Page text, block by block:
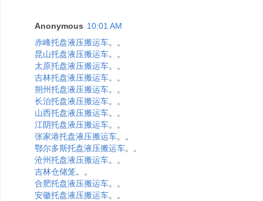
Anonymous 10:01 AM
赤峰托盘液压搬运车。。
昆山托盘液压搬运车。。
太原托盘液压搬运车。。
吉林托盘液压搬运车。。
朔州托盘液压搬运车。。
长治托盘液压搬运车。。
山西托盘液压搬运车。。
江阴托盘液压搬运车。。
张家港托盘液压搬运车。。
鄂尔多斯托盘液压搬运车。。
沧州托盘液压搬运车。。
吉林仓储笼。。
合肥托盘液压搬运车。。
安徽托盘液压搬运车。。